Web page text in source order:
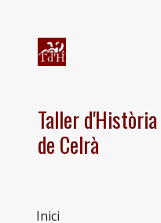
Taller d'Història
de Celrà
Inici